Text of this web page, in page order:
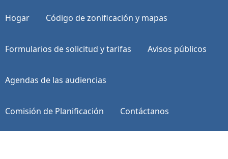
Hogar Código de zonificación y mapas
Formularios de solicitud y tarifas Avisos públicos
Agendas de las audiencias
Comisión de Planificación Contáctanos